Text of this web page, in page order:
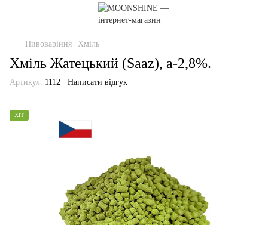
Пивоваріння Хміль
Хміль Жатецький (Saaz), а-2,8%.
Артикул: 1112 Написати відгук
ХІТ